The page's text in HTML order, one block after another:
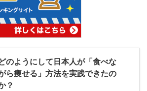
のようにして日本人が「食べな
ら痩せる」方法を実践できたの
？